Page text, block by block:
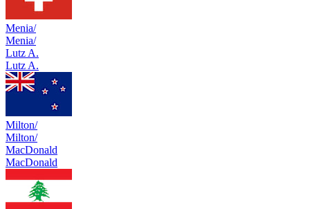
Menia/
Menia/
Lutz A.
Lutz A.
Milton/
Milton/
MacDonald
MacDonald